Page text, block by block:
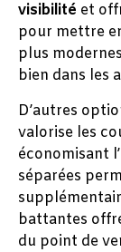
visibilité et
pour mettre
plus
bien dans les
D’autres
valorise les
économisant
séparées
battantes
du point de